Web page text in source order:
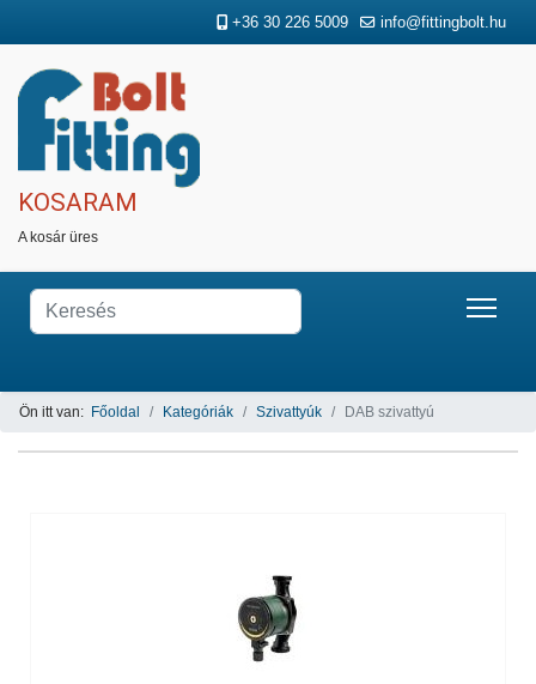
+36 30 226 5009 info@fittingbolt.hu
KOSARAM
A kosár üres
Ön itt van: Főoldal Kategóriák Szivattyúk DAB szivattyú